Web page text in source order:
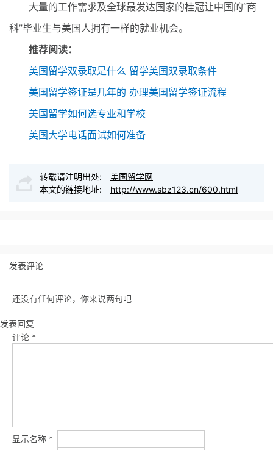
大量的工作需求及全球最发达国家的桂冠让中国的“商
科”毕业生与美国人拥有一样的就业机会。
推荐阅读：
美国留学双录取是什么 留学美国双录取条件
美国留学签证是几年的 办理美国留学签证流程
美国留学如何选专业和学校
美国大学电话面试如何准备
转载请注明出处:
美国留学网
本文的链接地址:
http://www.sbz123.cn/600.html
发表评论
还没有任何评论，你来说两句吧
发表回复
评论 *
显示名称 *